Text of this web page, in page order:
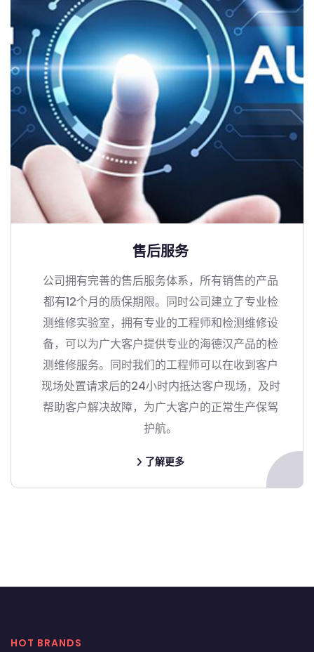
售后服务
公司拥有完善的售后服务体系，所有销售的产品
都有12个月的质保期限。同时公司建立了专业检
测维修实验室，拥有专业的工程师和检测维修设
备，可以为广大客户提供专业的海德汉产品的检
测维修服务。同时我们的工程师可以在收到客户
现场处置请求后的24小时内抵达客户现场，及时
帮助客户解决故障，为广大客户的正常生产保驾
护航。
了解更多
HOT BRANDS